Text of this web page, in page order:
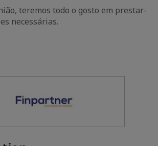
teremos todo o gosto em prestar-
necessárias.